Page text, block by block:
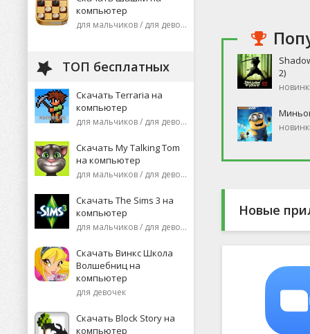
компьютер
для мальчиков / для девочек
ТОП бесплатных
Скачать Terraria на
компьютер
для мальчиков / для девочек
Скачать My Talking Tom
на компьютер
для мальчиков / для девочек
Скачать The Sims 3 на
компьютер
для мальчиков / для девочек
Скачать Винкс Школа
Волшебниц на
компьютер
для девочек
Скачать Block Story на
компьютер
2)
Новые